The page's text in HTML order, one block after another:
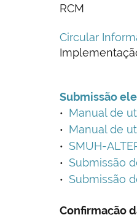
RCM
Circular
Submissão
Manual de
Manual de
SMUH-
Submissão
Submissão
Confirmação